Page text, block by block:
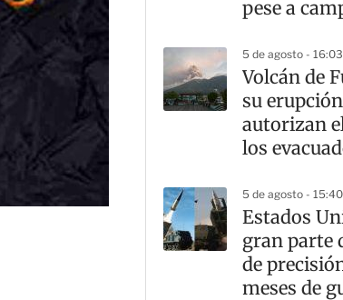
pese a
5 de agosto -
Volcán de
su
autorizan
los
5 de agosto -
Estados
gran parte
de
meses de